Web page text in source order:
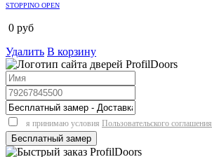
STOPPINO OPEN
0 руб
Удалить В корзину
я принимаю условия Пользовательского соглашения